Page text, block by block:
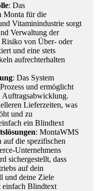
: Das
Monta für die
Vitaminindustrie sorgt
Verwaltung der
Risiko von Über- oder
und eine stets
aufrechterhalten
: Das System
und ermöglicht
Auftragsabwicklung.
Lieferzeiten, was
und zu
ein Blindtext
: MontaWMS
auf die spezifischen
Unternehmens
sichergestellt, dass
auf dein
und deine Ziele
einfach Blindtext